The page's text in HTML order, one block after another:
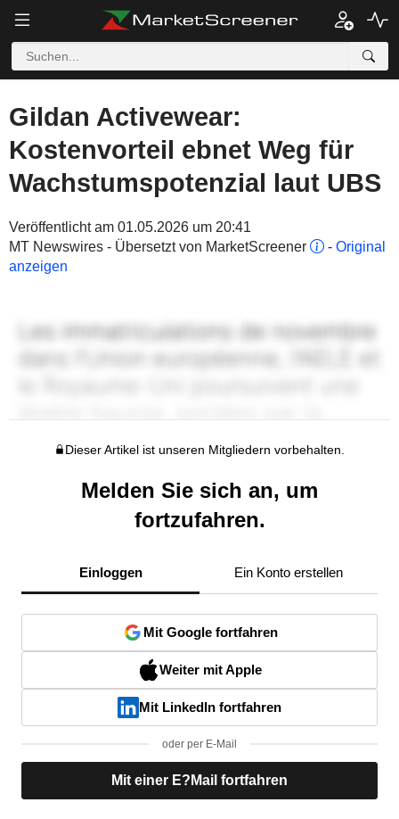
Gildan Activewear:
Kostenvorteil ebnet Weg für
Wachstumspotenzial laut UBS
Veröffentlicht am 01.05.2026 um 20:41
MT Newswires - Übersetzt von MarketScreener
- Original
anzeigen
Dieser Artikel ist unseren Mitgliedern vorbehalten.
Melden Sie sich an, um
fortzufahren.
Einloggen Ein Konto erstellen
Mit Google fortfahren
Weiter mit Apple
Mit LinkedIn fortfahren
oder per E-Mail
Mit einer E?Mail fortfahren